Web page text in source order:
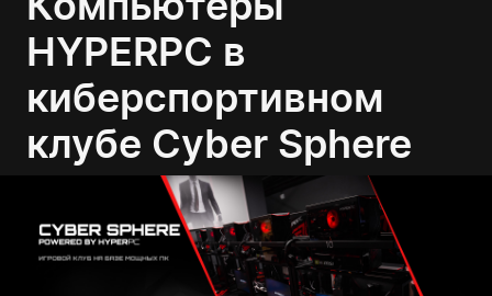
HYPERPC в
киберспортивном
клубе Cyber Sphere